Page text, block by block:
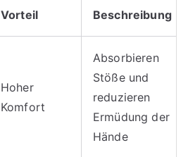
Vorteil Beschreibung
Hoher
Komfort
Absorbieren
Stöße und
reduzieren
Ermüdung der
Hände